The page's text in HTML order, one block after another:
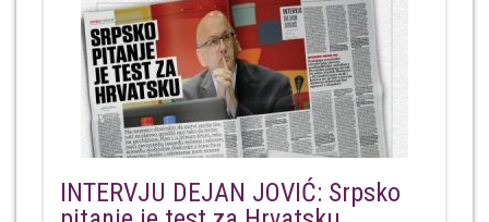
INTERVJU DEJAN JOVIĆ: Srpsko